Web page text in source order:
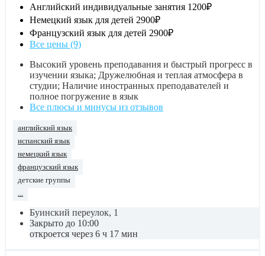
Английский индивидуальные занятия 1200₽
Немецкий язык для детей 2900₽
Французский язык для детей 2900₽
Все цены (9)
Высокий уровень преподавания и быстрый прогресс в
изучении языка; Дружелюбная и теплая атмосфера в
студии; Наличие иностранных преподавателей и
полное погружение в язык
Все плюсы и минусы из отзывов
английский язык
испанский язык
немецкий язык
французский язык
детские группы
...
Буинский переулок, 1
Закрыто до 10:00
откроется через 6 ч 17 мин